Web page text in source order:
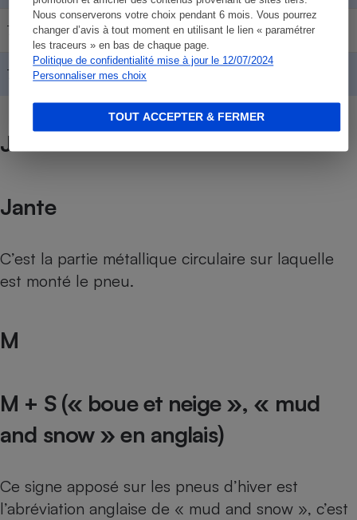
Nous conserverons votre choix pendant 6 mois. Vous pourrez
changer d’avis à tout moment en utilisant le lien « paramétrer
les traceurs » en bas de chaque page.
Politique de confidentialité mise à jour le 12/07/2024
Personnaliser mes choix
TOUT ACCEPTER & FERMER
78 425 90 600
79 437
J
Jante
C’est la partie métallique circulaire sur laquelle
est monté le pneu.
M
M + S (« boue et neige », « mud
and snow » en anglais)
Ce signe apposé sur les pneus d’hiver est
l’abréviation anglaise de « mud and snow », c’est